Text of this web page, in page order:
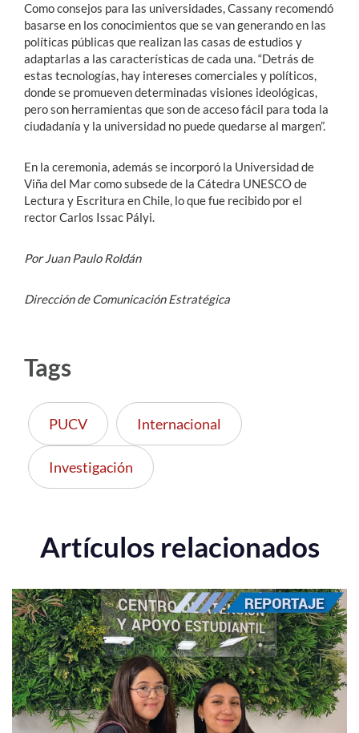
Como consejos para las universidades, Cassany recomendó
basarse en los conocimientos que se van generando en las
políticas públicas que realizan las casas de estudios y
adaptarlas a las características de cada una. “Detrás de
estas tecnologías, hay intereses comerciales y políticos,
donde se promueven determinadas visiones ideológicas,
pero son herramientas que son de acceso fácil para toda la
ciudadanía y la universidad no puede quedarse al margen”.
En la ceremonia, además se incorporó la Universidad de
Viña del Mar como subsede de la Cátedra UNESCO de
Lectura y Escritura en Chile, lo que fue recibido por el
rector Carlos Issac Pályi.
Por Juan Paulo Roldán
Dirección de Comunicación Estratégica
Tags
PUCV Internacional
Investigación
Artículos relacionados